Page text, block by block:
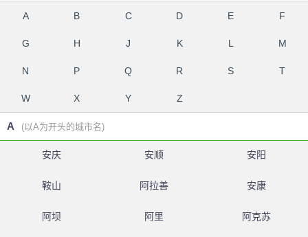
A B C D E F
G H J K L M
N P Q R S T
W X Y Z
A (以A为开头的城市名)
安庆 安顺 安阳
鞍山 阿拉善 安康
阿坝 阿里 阿克苏